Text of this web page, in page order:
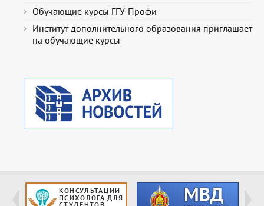
Обучающие курсы ГГУ-Профи
Институт дополнительного образования приглашает
на обучающие курсы